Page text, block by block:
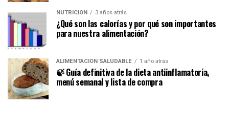
NUTRICIÓN 3 años atrás
¿Qué son las calorías y por qué son importantes
para nuestra alimentación?
ALIMENTACIÓN SALUDABLE 1 año atrás
🍃 Guía definitiva de la dieta antiinflamatoria,
menú semanal y lista de compra